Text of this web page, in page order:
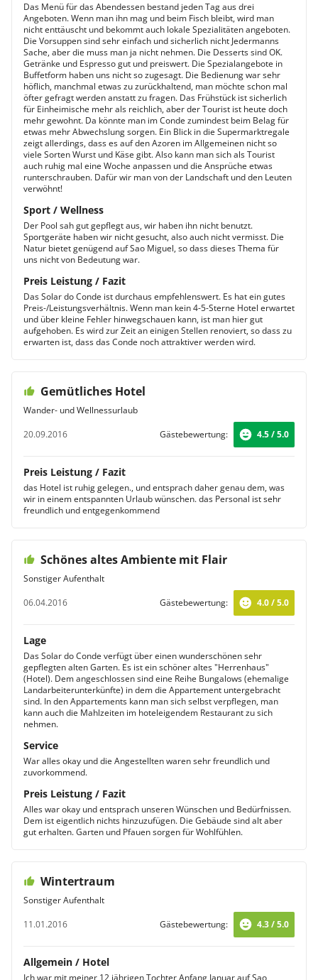
Das Menü für das Abendessen bestand jeden Tag aus drei
Angeboten. Wenn man ihn mag und beim Fisch bleibt, wird man
nicht enttäuscht und bekommt auch lokale Spezialitäten angeboten.
Die Vorsuppen sind sehr einfach und sicherlich nicht Jedermanns
Sache, aber die muss man ja nicht nehmen. Die Desserts sind OK.
Getränke und Espresso gut und preiswert. Die Spezialangebote in
Buffetform haben uns nicht so zugesagt. Die Bedienung war sehr
höflich, manchmal etwas zu zurückhaltend, man möchte schon mal
öfter gefragt werden anstatt zu fragen. Das Frühstück ist sicherlich
für Einheimische mehr als reichlich, aber der Tourist ist heute doch
mehr gewohnt. Da könnte man im Conde zumindest beim Belag für
etwas mehr Abwechslung sorgen. Ein Blick in die Supermarktregale
zeigt allerdings, dass es auf den Azoren im Allgemeinen nicht so
viele Sorten Wurst und Käse gibt. Also kann man sich als Tourist
auch ruhig mal eine Woche anpassen und die Ansprüche etwas
runterschrauben. Dafür wir man von der Landschaft und den Leuten
verwöhnt!
Sport / Wellness
Der Pool sah gut gepflegt aus, wir haben ihn nicht benutzt.
Sportgeräte haben wir nicht gesucht, also auch nicht vermisst. Die
Natur bietet genügend auf Sao Miguel, so dass dieses Thema für
uns nicht von Bedeutung war.
Preis Leistung / Fazit
Das Solar do Conde ist durchaus empfehlenswert. Es hat ein gutes
Preis-/Leistungsverhältnis. Wenn man kein 4-5-Sterne Hotel erwartet
und über kleine Fehler hinwegschauen kann, ist man hier gut
aufgehoben. Es wird zur Zeit an einigen Stellen renoviert, so dass zu
erwarten ist, dass das Conde noch attraktiver werden wird.
Gemütliches Hotel
Wander- und Wellnessurlaub
20.09.2016
Gästebewertung: 4.5 / 5.0
Preis Leistung / Fazit
das Hotel ist ruhig gelegen., und entsprach daher genau dem, was
wir in einem entspannten Urlaub wünschen. das Personal ist sehr
freundlich und entgegenkommend
Schönes altes Ambiente mit Flair
Sonstiger Aufenthalt
06.04.2016
Gästebewertung: 4.0 / 5.0
Lage
Das Solar do Conde verfügt über einen wunderschönen sehr
gepflegten alten Garten. Es ist ein schöner altes "Herrenhaus"
(Hotel). Dem angeschlossen sind eine Reihe Bungalows (ehemalige
Landarbeiterunterkünfte) in dem die Appartement untergebracht
sind. In den Appartements kann man sich selbst verpflegen, man
kann auch die Mahlzeiten im hoteleigendem Restaurant zu sich
nehmen.
Service
War alles okay und die Angestellten waren sehr freundlich und
zuvorkommend.
Preis Leistung / Fazit
Alles war okay und entsprach unseren Wünschen und Bedürfnissen.
Dem ist eigentlich nichts hinzuzufügen. Die Gebäude sind alt aber
gut erhalten. Garten und Pfauen sorgen für Wohlfühlen.
Wintertraum
Sonstiger Aufenthalt
11.01.2016
Gästebewertung: 4.3 / 5.0
Allgemein / Hotel
Ich war mit meiner 12 jährigen Tochter Anfang Januar auf Sao